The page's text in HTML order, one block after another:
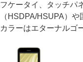
フケータイ、タッチパ
（HSDPA/HSUPA）
カラーはエターナルゴ